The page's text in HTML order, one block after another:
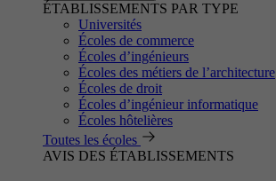
ÉTABLISSEMENTS PAR TYPE
Universités
Écoles de commerce
Écoles d’ingénieurs
Écoles des métiers de l’architecture
Écoles de droit
Écoles d’ingénieur informatique
Écoles hôtelières
Toutes les écoles
AVIS DES ÉTABLISSEMENTS